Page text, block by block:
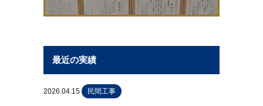
最近の実績
2026.04.15 民間工事